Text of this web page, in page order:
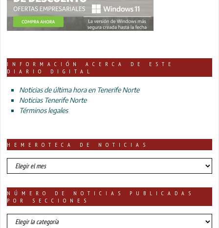
INFORMACIÓN ACERCA DE ESTE
DIARIO DIGITAL
Noticias de última hora en Tenerife Norte
Noticias Tenerife Norte
Términos legales
HEMEROTECA DE NOTICIAS
HEMEROTECA
DE
NÚMERO DE NOTICIAS PUBLICADAS
POR SECCIONES
número